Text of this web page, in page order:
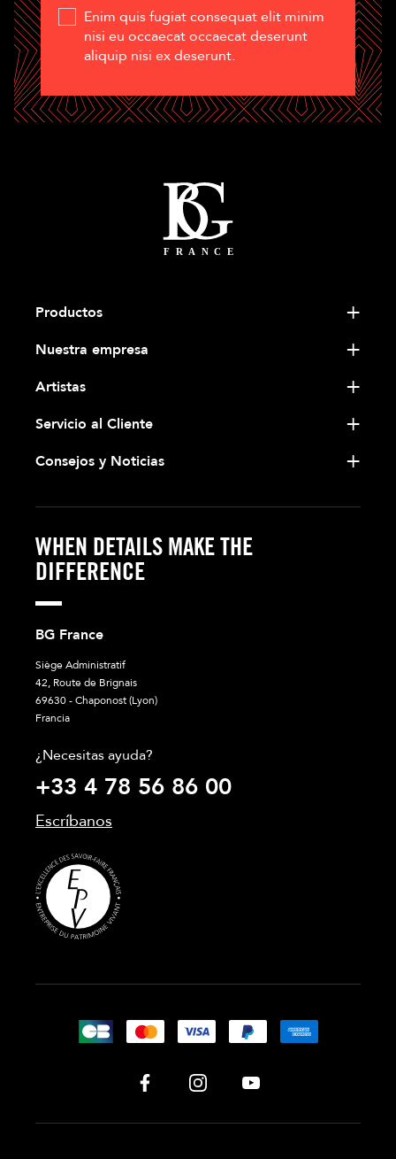
Enim quis fugiat consequat elit minim
nisi eu occaecat occaecat deserunt
aliquip nisi ex deserunt.
Productos
Nuestra empresa
Artistas
Servicio al Cliente
Consejos y Noticias
WHEN DETAILS MAKE THE
DIFFERENCE
BG France
Siège Administratif
42, Route de Brignais
69630 - Chaponost (Lyon)
Francia
¿Necesitas ayuda?
+33 4 78 56 86 00
Escríbanos